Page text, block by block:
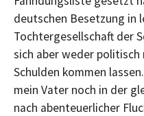
deutschen Besetzung in
Tochtergesellschaft der
sich aber weder
Schulden kommen
mein Vater noch in der
nach abenteuerlicher